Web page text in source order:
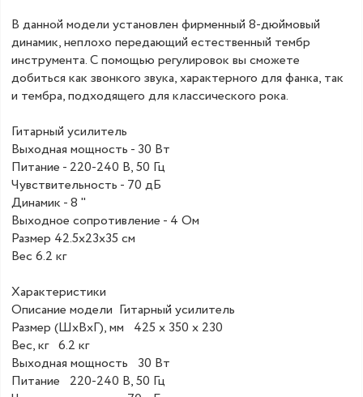
В данной модели установлен фирменный 8-дюймовый
динамик, неплохо передающий естественный тембр
инструмента. С помощью регулировок вы сможете
добиться как звонкого звука, характерного для фанка, так
и тембра, подходящего для классического рока.
Гитарный усилитель
Выходная мощность - 30 Вт
Питание - 220-240 В, 50 Гц
Чувствительность - 70 дБ
Динамик - 8 "
Выходное сопротивление - 4 Ом
Размер 42.5х23х35 см
Вес 6.2 кг
Характеристики
Описание модели Гитарный усилитель
Размер (ШхВхГ), мм 425 х 350 х 230
Вес, кг 6.2 кг
Выходная мощность 30 Вт
Питание 220-240 В, 50 Гц